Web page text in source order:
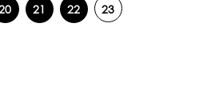
21 22 23